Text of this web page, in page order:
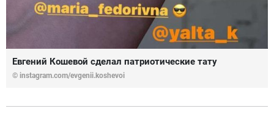
Евгений Кошевой сделал патриотические тату
© instagram.com/evgenii.koshevoi